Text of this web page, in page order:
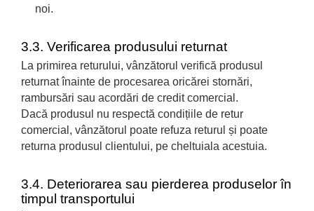
noi.
3.3. Verificarea produsului returnat
La primirea returului, vânzătorul verifică produsul
returnat înainte de procesarea oricărei stornări,
rambursări sau acordări de credit comercial.
Dacă produsul nu respectă condițiile de retur
comercial, vânzătorul poate refuza returul și poate
returna produsul clientului, pe cheltuiala acestuia.
3.4. Deteriorarea sau pierderea produselor în
timpul transportului